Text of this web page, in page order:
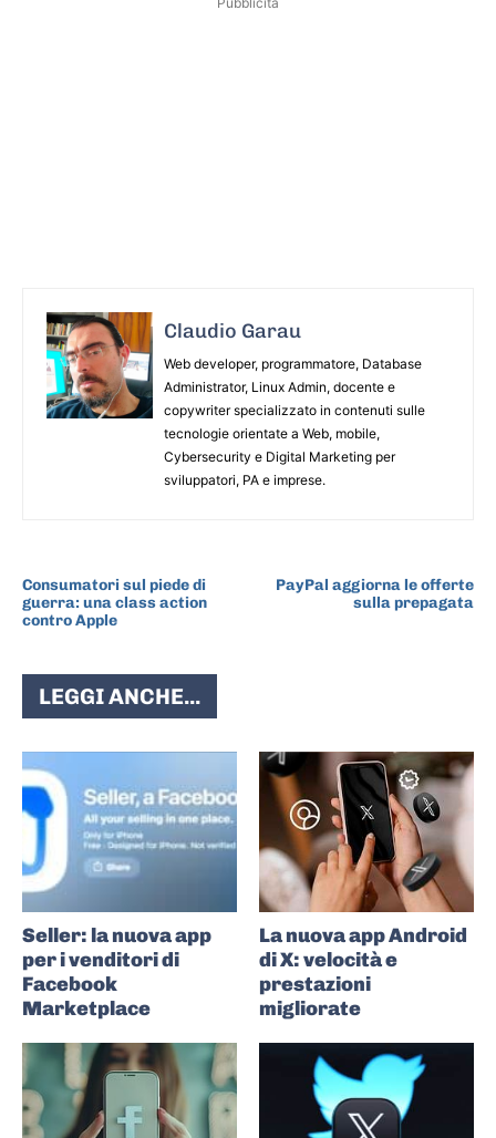
Claudio Garau
Web developer, programmatore, Database
Administrator, Linux Admin, docente e
copywriter specializzato in contenuti sulle
tecnologie orientate a Web, mobile,
Cybersecurity e Digital Marketing per
sviluppatori, PA e imprese.
Consumatori sul piede di
guerra: una class action
contro Apple
PayPal aggiorna le offerte
sulla prepagata
LEGGI ANCHE...
Seller: la nuova app
per i venditori di
Facebook
Marketplace
La nuova app Android
di X: velocità e
prestazioni
migliorate